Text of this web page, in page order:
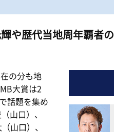
決まり手
フィシャル)
ロイヤル席・個室ロイ
や歴代当地周年覇者
の分も地
大賞は2
話題を集め
山口）、
山口）、